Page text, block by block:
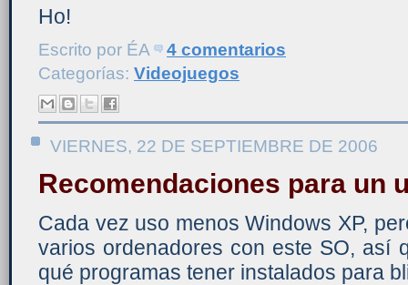
Ho!
Escrito por ÉA
4 comentarios
Categorías: Videojuegos
VIERNES, 22 DE SEPTIEMBRE DE 2006
Recomendaciones para un
Cada vez uso menos Windows XP,
varios ordenadores con este SO, así
qué programas tener instalados para